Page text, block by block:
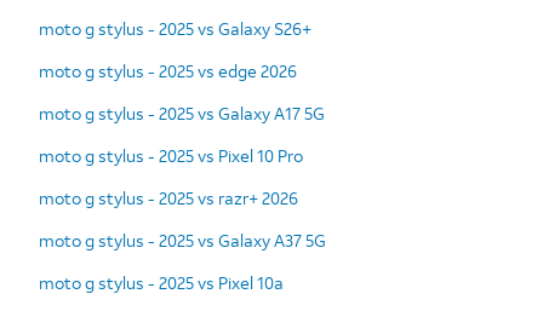
moto g stylus - 2025 vs Galaxy S26+
moto g stylus - 2025 vs edge 2026
moto g stylus - 2025 vs Galaxy A17 5G
moto g stylus - 2025 vs Pixel 10 Pro
moto g stylus - 2025 vs razr+ 2026
moto g stylus - 2025 vs Galaxy A37 5G
moto g stylus - 2025 vs Pixel 10a